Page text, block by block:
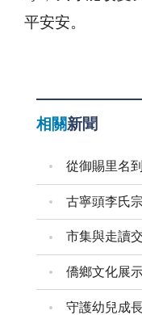
平安安。
相關新聞
市集與走讀
僑鄉文化展
守護幼兒成